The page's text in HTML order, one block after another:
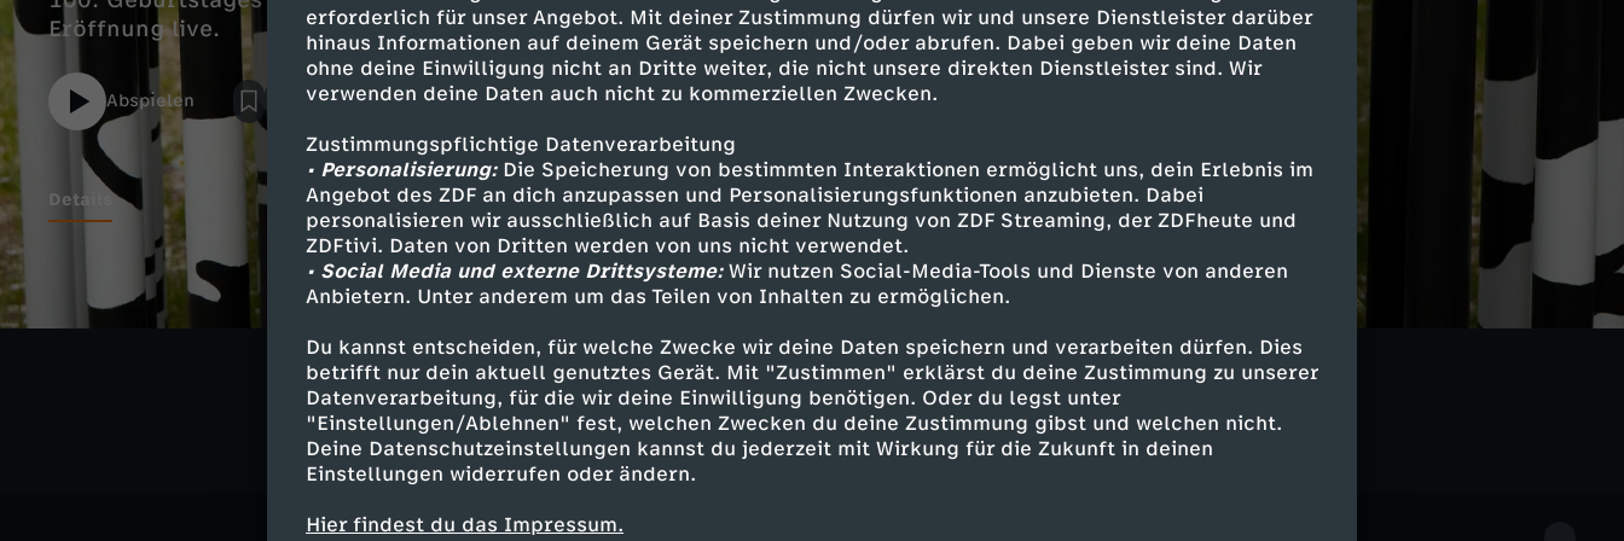
erforderlich für unser Angebot. Mit deiner Zustimmung dürfen wir und unsere Dienstleister darüber
hinaus Informationen auf deinem Gerät speichern und/oder abrufen. Dabei geben wir deine Daten
ohne deine Einwilligung nicht an Dritte weiter, die nicht unsere direkten Dienstleister sind. Wir
verwenden deine Daten auch nicht zu kommerziellen Zwecken.
Zustimmungspflichtige Datenverarbeitung
• Personalisierung:Die Speicherung von bestimmten Interaktionen ermöglicht uns, dein Erlebnis im
Angebot des ZDF an dich anzupassen und Personalisierungsfunktionen anzubieten. Dabei
personalisieren wir ausschließlich auf Basis deiner Nutzung von ZDF Streaming, der ZDFheute und
ZDFtivi. Daten von Dritten werden von uns nicht verwendet.
• Social Media und externe Drittsysteme:Wir nutzen Social-Media-Tools und Dienste von anderen
Anbietern. Unter anderem um das Teilen von Inhalten zu ermöglichen.
Du kannst entscheiden, für welche Zwecke wir deine Daten speichern und verarbeiten dürfen. Dies
betrifft nur dein aktuell genutztes Gerät. Mit "Zustimmen" erklärst du deine Zustimmung zu unserer
Datenverarbeitung, für die wir deine Einwilligung benötigen. Oder du legst unter
"Einstellungen/Ablehnen" fest, welchen Zwecken du deine Zustimmung gibst und welchen nicht.
Deine Datenschutzeinstellungen kannst du jederzeit mit Wirkung für die Zukunft in deinen
Einstellungen widerrufen oder ändern.
Hier findest du das Impressum.
Eröffnung live.
Abspielen
Details
Kultur Livestream kreativ Tage der deutschsprachigen Literatur